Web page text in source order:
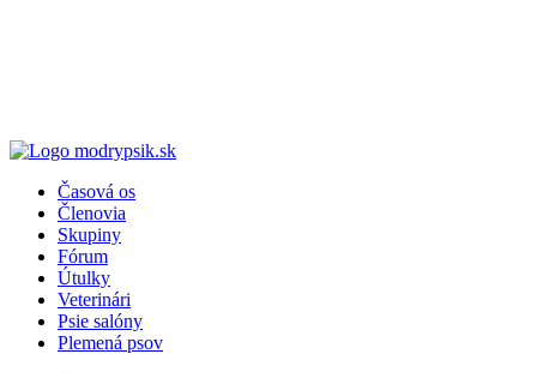
Časová os
Členovia
Skupiny
Fórum
Útulky
Veterinári
Psie salóny
Plemená psov